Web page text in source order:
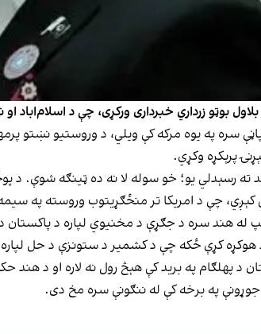
بوټو زرداري خبرداری ورکړی، چې د
سره په یوه مرکه کې ویلي، د وروستیو نښتو
پرېکړه وکړي.
ته رسېدلي یو؛ خو سوله لا نه ده ټینګه شوې.
کېږي، چې د امریکا تر منځګړیتوب وروسته په
له هند سره د جګړې د مخنیوي لپاره د پاکستان
هوکړه کړې ځکه چې د کشمیر د ستونزې د حل
د پهلګام په برید کې هېڅ رول نه لاره او د هند
جوړونې په برخه کې له ننګونې سره مخ دی.